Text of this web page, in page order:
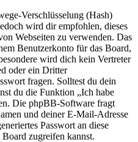
Verschlüsselung (Hash)
wird dir empfohlen, dieses
Webseiten zu verwenden. Das
Benutzerkonto für das Board,
wird dich kein Vertreter
oder ein Dritter
fragen. Solltest du dein
du die Funktion „Ich habe
Die phpBB-Software fragt
und deiner E-Mail-Adresse
Passwort an diese
zugreifen kannst.